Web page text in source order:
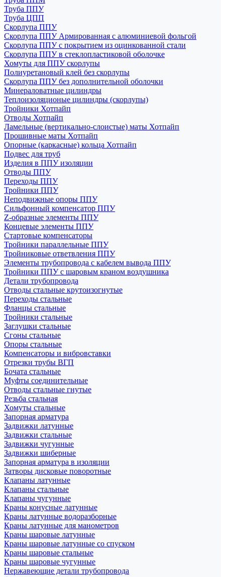
Труба ППУ
Труба ЦПП
Скорлупа ППУ
Скорлупа ППУ Армированная с алюминиевой фольгой
Скорлупа ППУ с покрытием из оцинкованной стали
Скорлупа ППУ в стеклопластиковой оболочке
Хомуты для ППУ скорлупы
Полиуретановый клей без скорлупы
Скорлупа ППУ без дополнительной оболочки
Минераловатные цилиндры
Теплоизоляционые цилиндры (скорлупы)
Тройники Хотпайп
Отводы Хотпайп
Ламельные (вертикально-слоистые) маты Хотпайп
Прошивные маты Хотпайп
Опорные (каркасные) кольца Хотпайп
Подвес для труб
Изделия в ППУ изоляции
Отводы ППУ
Переходы ППУ
Тройники ППУ
Неподвижные опоры ППУ
Cильфонный компенсатор ППУ
Z-образные элементы ППУ
Концевые элементы ППУ
Стартовые компенсаторы
Тройники параллельные ППУ
Тройниковые ответвления ППУ
Элементы трубопровода с кабелем вывода ППУ
Тройники ППУ с шаровым краном воздушника
Детали трубопровода
Отводы стальные крутоизогнутые
Переходы стальные
Фланцы стальные
Тройники стальные
Заглушки стальные
Сгоны стальные
Опоры стальные
Компенсаторы и вибровставки
Отрезки трубы ВГП
Бочата стальные
Муфты соединительные
Отводы стальные гнутые
Резьба стальная
Хомуты стальные
Запорная арматура
Задвижки латунные
Задвижки стальные
Задвижки чугунные
Задвижки шиберные
Запорная арматура в изоляции
Затворы дисковые поворотные
Клапаны латунные
Клапаны стальные
Клапаны чугунные
Краны конусные латунные
Краны латунные водоразборные
Краны латунные для манометров
Краны шаровые латунные
Краны шаровые латунные со спуском
Краны шаровые стальные
Краны шаровые чугунные
Нержавеющие детали трубопровода